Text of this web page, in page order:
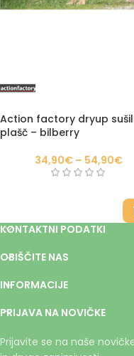
Action factory dryup
plašč – bilberry
34,90€ – 54,90€
KONTAKTNI PODATKI
OBIŠČITE NAS
INFORMACIJE
PRIJAVA NA NOVIČKE
Prijavite se na naše